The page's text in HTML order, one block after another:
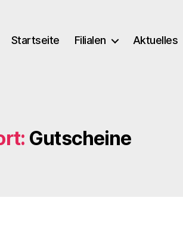
Startseite Filialen Aktuelles
Gutscheine